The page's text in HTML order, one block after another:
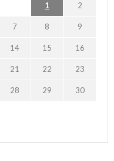
1 2
7 8 9
14 15 16
21 22 23
28 29 30